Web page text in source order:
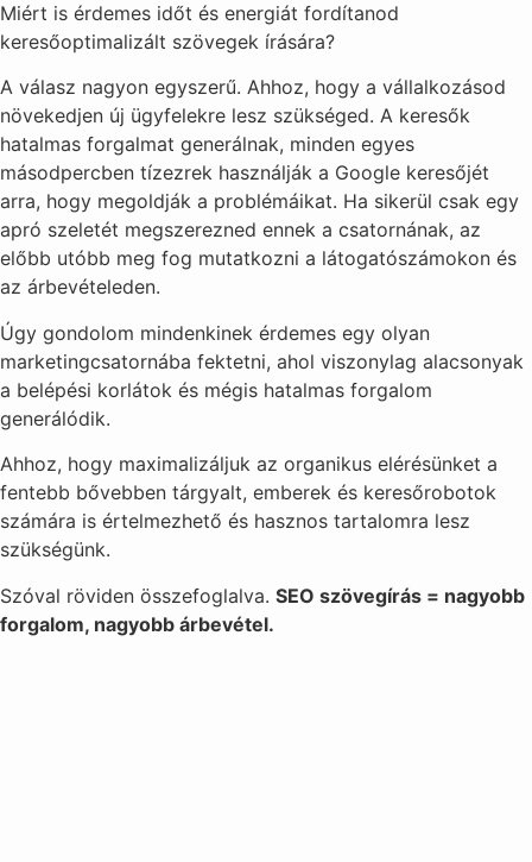
Miért is érdemes időt és energiát fordítanod
keresőoptimalizált szövegek írására?
A válasz nagyon egyszerű. Ahhoz, hogy a vállalkozásod
növekedjen új ügyfelekre lesz szükséged. A keresők
hatalmas forgalmat generálnak, minden egyes
másodpercben tízezrek használják a Google keresőjét
arra, hogy megoldják a problémáikat. Ha sikerül csak egy
apró szeletét megszerezned ennek a csatornának, az
előbb utóbb meg fog mutatkozni a látogatószámokon és
az árbevételeden.
Úgy gondolom mindenkinek érdemes egy olyan
marketingcsatornába fektetni, ahol viszonylag alacsonyak
a belépési korlátok és mégis hatalmas forgalom
generálódik.
Ahhoz, hogy maximalizáljuk az organikus elérésünket a
fentebb bővebben tárgyalt, emberek és keresőrobotok
számára is értelmezhető és hasznos tartalomra lesz
szükségünk.
Szóval röviden összefoglalva. SEO szövegírás = nagyobb
forgalom, nagyobb árbevétel.